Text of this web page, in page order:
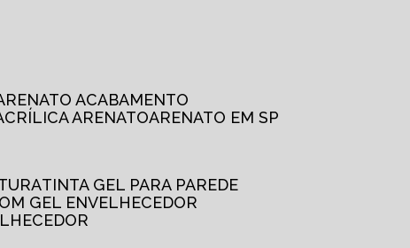
ARENATO ACABAMENTO
ARENATO
ARENATO EM SP
TINTA GEL PARA PAREDE
GEL ENVELHECEDOR